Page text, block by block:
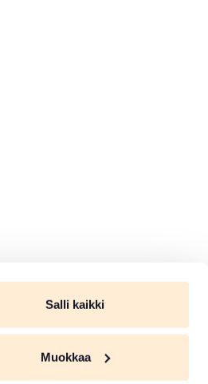
Salli kaikki
Muokkaa